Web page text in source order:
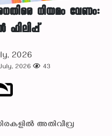
നിയമം വേണം:
ഫിലിപ്പ്
2026
2026 43
അതിവീവ്ര